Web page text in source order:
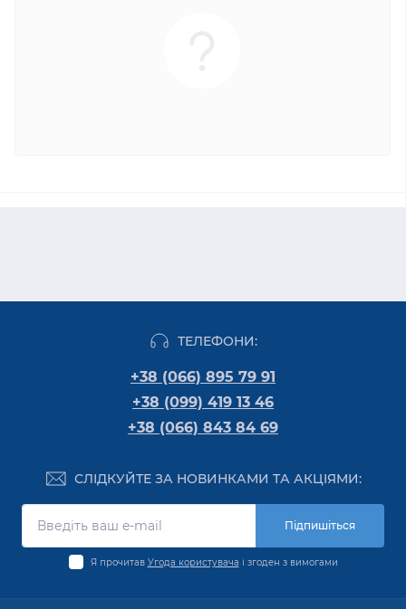
ТЕЛЕФОНИ:
+38 (066) 895 79 91
+38 (099) 419 13 46
+38 (066) 843 84 69
СЛІДКУЙТЕ ЗА НОВИНКАМИ ТА АКЦІЯМИ:
Підпишіться
Я прочитав Угода користувача і згоден з вимогами